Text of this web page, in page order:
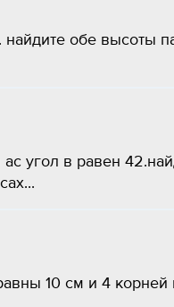
обе высоты
угол в равен
10 см и 4 корней